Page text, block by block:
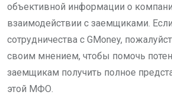
объективной информации о
взаимодействии с заемщиками.
сотрудничества с GMoney,
своим мнением, чтобы помочь
заемщикам получить полное
этой МФО.